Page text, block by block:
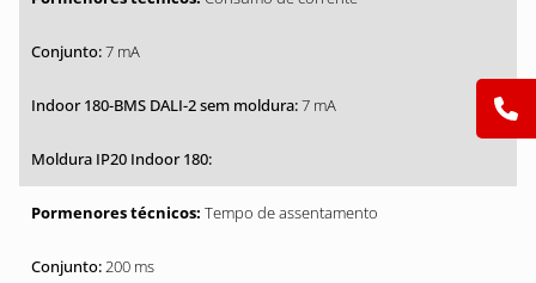
7 mA
7 mA
Tempo de assentamento
200 ms